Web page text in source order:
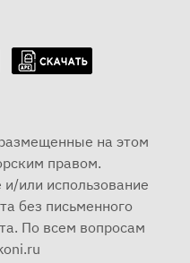
на этом
правом.
или использование
без письменного
По всем вопросам